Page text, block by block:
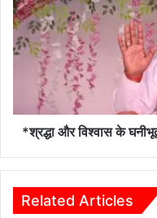
का
ट्रांसफर
विश्वास
के
घनीभूत
पार्वती
तथा*श्रद्धा और विश्वास के
Related Articles